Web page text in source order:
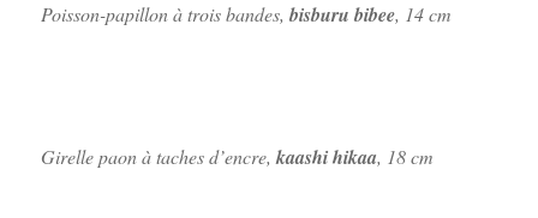
Poisson-papillon à trois bandes,bisburu bibee, 14 cm
Girelle paon à taches d’encre,kaashi hikaa, 18 cm